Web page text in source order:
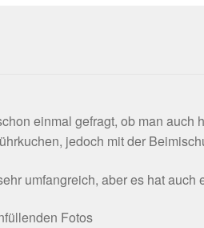
einmal gefragt, ob man
jedoch mit der
umfangreich, aber es hat
Fotos